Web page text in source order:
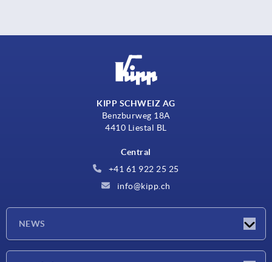
KIPP SCHWEIZ AG
Benzburweg 18A
4410 Liestal BL
Central
+41 61 922 25 25
info@kipp.ch
NEWS